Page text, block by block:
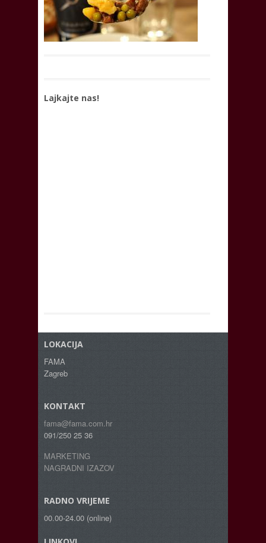
Lajkajte nas!
LOKACIJA
FAMA
Zagreb
KONTAKT
fama@fama.com.hr
091/250 25 36
MARKETING
NAGRADNI IZAZOV
RADNO VRIJEME
00.00-24.00 (online)